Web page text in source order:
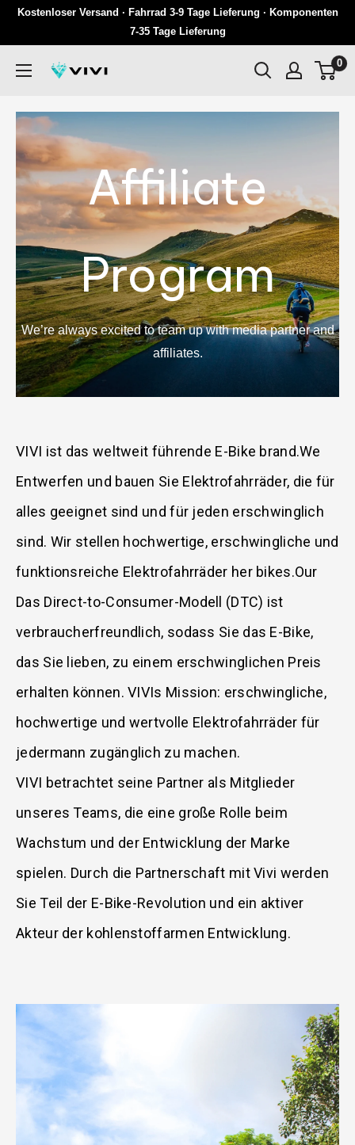
Überspringen
Inhalten
Kostenloser Versand · Fahrrad 3-9 Tage Lieferung · Komponenten
7-35 Tage Lieferung
VIVI
0
Affiliate
Program
We’re always excited to team up with media partner and
affiliates.
VIVI ist das weltweit führende E-Bike brand.We
Entwerfen und bauen Sie Elektrofahrräder, die für
alles geeignet sind und für jeden erschwinglich
sind. Wir stellen hochwertige, erschwingliche und
funktionsreiche Elektrofahrräder her bikes.Our
Das Direct-to-Consumer-Modell (DTC) ist
verbraucherfreundlich, sodass Sie das E-Bike,
das Sie lieben, zu einem erschwinglichen Preis
erhalten können. VIVIs Mission: erschwingliche,
hochwertige und wertvolle Elektrofahrräder für
jedermann zugänglich zu machen.
VIVI betrachtet seine Partner als Mitglieder
unseres Teams, die eine große Rolle beim
Wachstum und der Entwicklung der Marke
spielen. Durch die Partnerschaft mit Vivi werden
Sie Teil der E-Bike-Revolution und ein aktiver
Akteur der kohlenstoffarmen Entwicklung.